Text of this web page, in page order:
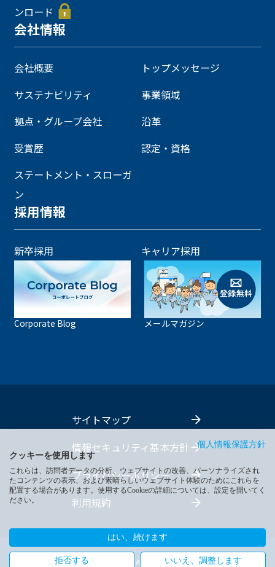
ンロード
会社情報
会社概要
トップメッセージ
サステナビリティ
事業領域
拠点・グループ会社
沿革
受賞歴
認定・資格
ステートメント・スローガ
ン
採用情報
新卒採用 キャリア採用
Corporate Blog メールマガジン
サイトマップ
情報セキュリティ基本方針
プライバシーポリシー
利用規約
Copyright Fujikin. All Rights reserved.
個人情報保護方針
クッキーを使用します
これらは、訪問者データの分析、ウェブサイトの改善、パーソナライズされ
たコンテンツの表示、および素晴らしいウェブサイト体験のためにこれらを
配置する場合があります。使用するCookieの詳細については、設定を開いてく
ださい。
はい、続けます
拒否する いいえ、調整します